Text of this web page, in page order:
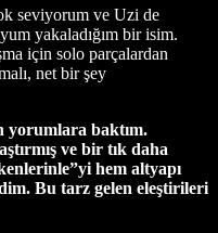
seviyorum ve Uzi de
yakaladığım bir isim.
için solo parçalardan
net bir şey
yorumlara baktım.
ve bir tık daha
hem altyapı
Bu tarz gelen eleştirileri